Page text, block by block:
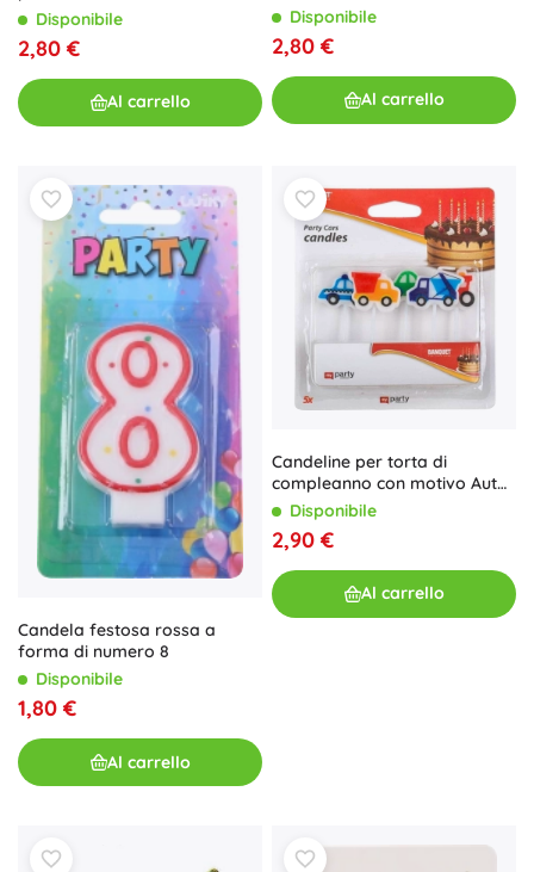
Disponibile
2,80 €
Al carrello
Disponibile
2,80 €
Al carrello
Candela festosa rossa a
forma di numero 8
Disponibile
1,80 €
Al carrello
Candeline per torta di
compleanno con motivo Auto,
5 pzDisponibile
2,90 €
Al carrello